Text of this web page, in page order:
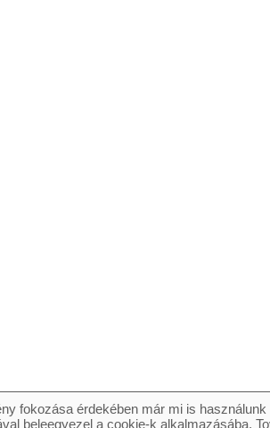
fokozása érdekében már mi is
beleegyezel a cookie-k alkalmazásába.